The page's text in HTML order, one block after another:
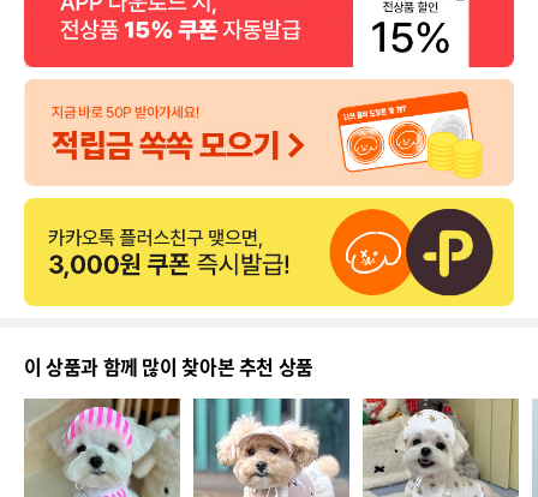
이 상품과 함께 많이 찾아본 추천 상품